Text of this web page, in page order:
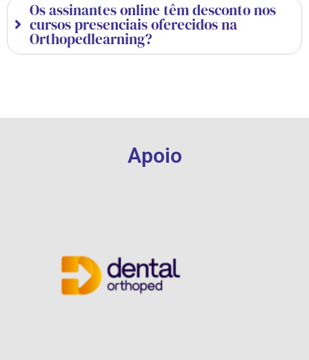
Os assinantes online têm desconto nos
cursos presenciais oferecidos na
Orthopedlearning?
Apoio